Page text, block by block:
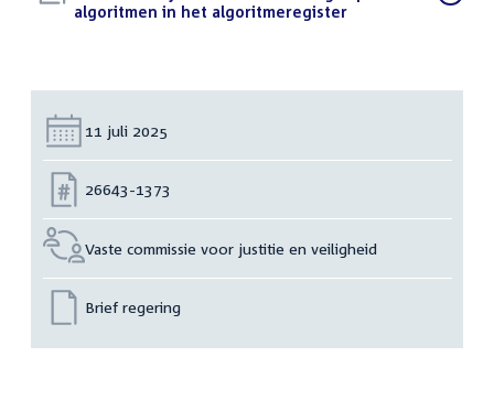
bestand:
algoritmen in het algoritmeregister(PDF)
Datum:
11 juli 2025
Nummer:
26643-1373
Vaste commissie voor justitie en veiligheid
Brief regering